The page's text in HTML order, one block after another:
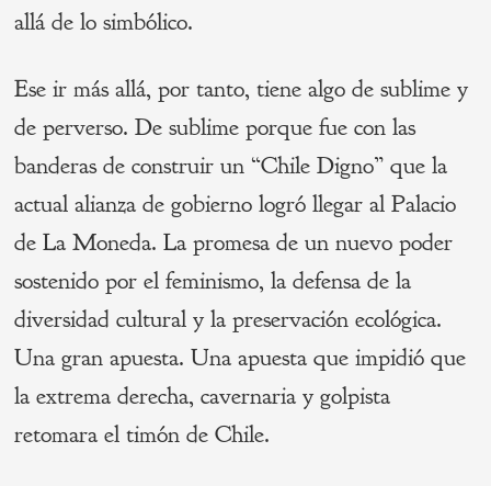
allá de lo simbólico.
Ese ir más allá, por tanto, tiene algo de sublime y
de perverso. De sublime porque fue con las
banderas de construir un “Chile Digno” que la
actual alianza de gobierno logró llegar al Palacio
de La Moneda. La promesa de un nuevo poder
sostenido por el feminismo, la defensa de la
diversidad cultural y la preservación ecológica.
Una gran apuesta. Una apuesta que impidió que
la extrema derecha, cavernaria y golpista
retomara el timón de Chile.